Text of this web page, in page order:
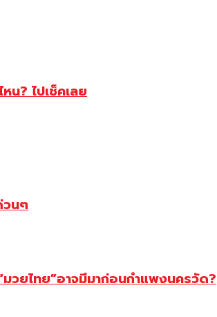
น? ไปเช็คเลย
วนๆ
วยไทย”อาจมีมาก่อนกำแพงนครวัด?